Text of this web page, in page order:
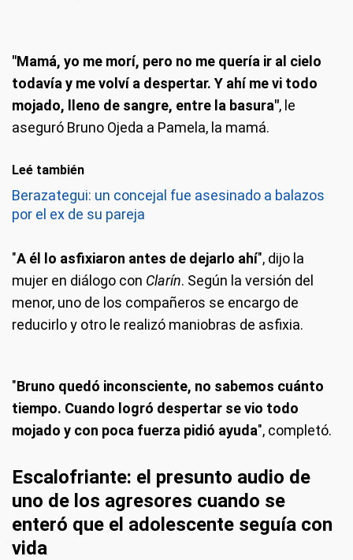
"Mamá, yo me morí, pero no me quería ir al cielo
todavía y me volví a despertar. Y ahí me vi todo
mojado, lleno de sangre, entre la basura", le
aseguró Bruno Ojeda a Pamela, la mamá.
Leé también
Berazategui: un concejal fue asesinado a balazos
por el ex de su pareja
"A él lo asfixiaron antes de dejarlo ahí", dijo la
mujer en diálogo con Clarín. Según la versión del
menor, uno de los compañeros se encargo de
reducirlo y otro le realizó maniobras de asfixia.
"Bruno quedó inconsciente, no sabemos cuánto
tiempo. Cuando logró despertar se vio todo
mojado y con poca fuerza pidió ayuda", completó.
Escalofriante: el presunto audio de
uno de los agresores cuando se
enteró que el adolescente seguía con
vida